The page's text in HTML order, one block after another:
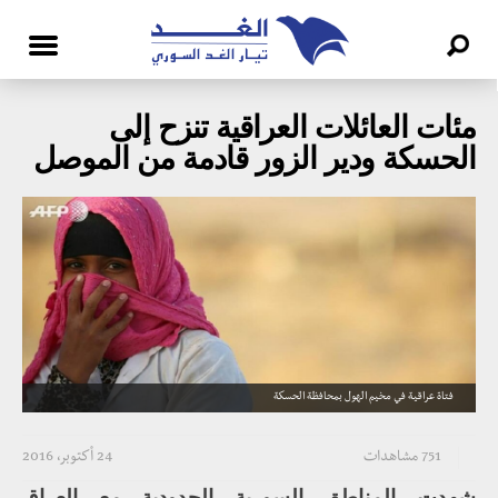
مئات العائلات العراقية تنزح إلى
الحسكة ودير الزور قادمة من الموصل
فتاة عراقية في مخيم الهول بمحافظة الحسكة
24 أكتوبر، 2016 751 مشاهدات